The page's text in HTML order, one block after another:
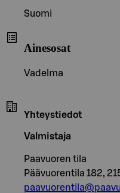
Suomi
Ainesosat
Vadelma
Yhteystiedot
Valmistaja
Paavuoren tila
Päävuorentila 182,